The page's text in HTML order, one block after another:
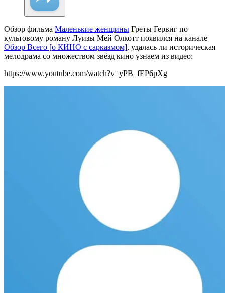
Обзор фильма Маленькие женщины Греты Гервиг по
культовому роману Луизы Мей Олкотт появился на канале
Обзор Всего [о КИНО с сарказмом], удалась ли историческая
мелодрама со множеством звёзд кино узнаем из видео:
https://www.youtube.com/watch?v=yPB_fEP6pXg